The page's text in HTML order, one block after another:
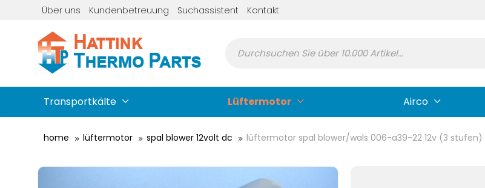
Über uns Kundenbetreuung Suchassistent Kontakt
Transportkälte Lüftermotor Airco
home lüftermotor spal blower 12volt dc lüftermotor spal blower/wals 006-a39-22 12v (3 stufen)